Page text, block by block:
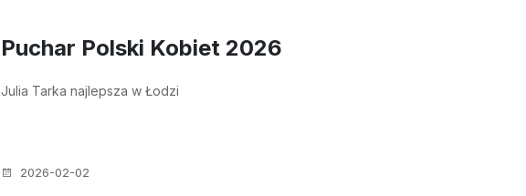
Puchar Polski Kobiet 2026
Julia Tarka najlepsza w Łodzi
2026-02-02